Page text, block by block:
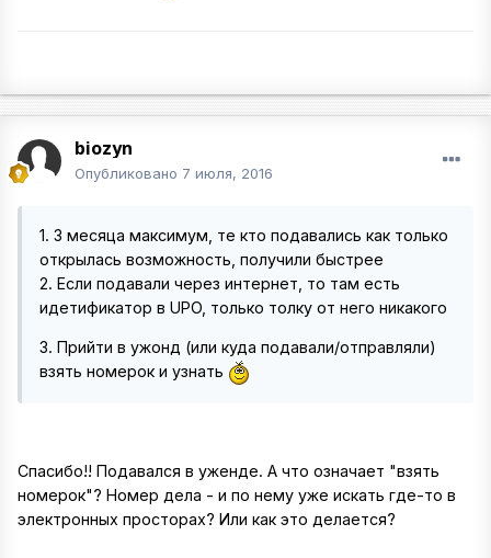
biozyn
Опубликовано 7 июля, 2016
1. 3 месяца максимум, те кто подавались как только
открылась возможность, получили быстрее
2. Если подавали через интернет, то там есть
идетификатор в UPO, только толку от него никакого
3. Прийти в ужонд (или куда подавали/отправляли)
взять номерок и узнать
Спасибо!! Подавался в уженде. А что означает "взять
номерок"? Номер дела - и по нему уже искать где-то в
электронных просторах? Или как это делается?